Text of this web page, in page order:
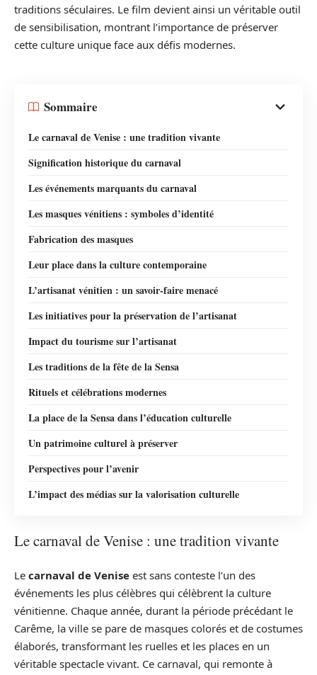
traditions séculaires. Le film devient ainsi un véritable outil
de sensibilisation, montrant l’importance de préserver
cette culture unique face aux défis modernes.
Sommaire
Le carnaval de Venise : une tradition vivante
Signification historique du carnaval
Les événements marquants du carnaval
Les masques vénitiens : symboles d’identité
Fabrication des masques
Leur place dans la culture contemporaine
L’artisanat vénitien : un savoir-faire menacé
Les initiatives pour la préservation de l’artisanat
Impact du tourisme sur l’artisanat
Les traditions de la fête de la Sensa
Rituels et célébrations modernes
La place de la Sensa dans l’éducation culturelle
Un patrimoine culturel à préserver
Perspectives pour l’avenir
L’impact des médias sur la valorisation culturelle
Le carnaval de Venise : une tradition vivante
Le carnaval de Venise est sans conteste l’un des
événements les plus célèbres qui célèbrent la culture
vénitienne. Chaque année, durant la période précédant le
Carême, la ville se pare de masques colorés et de costumes
élaborés, transformant les ruelles et les places en un
véritable spectacle vivant. Ce carnaval, qui remonte à